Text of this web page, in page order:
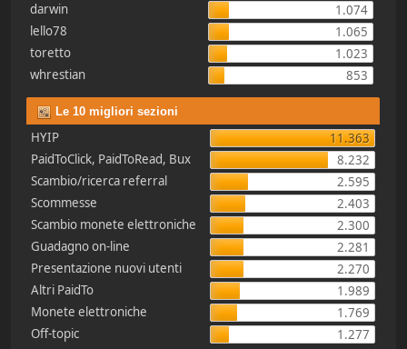
darwin
1.074
lello78
1.065
toretto
1.023
whrestian
853
Le 10 migliori sezioni
HYIP
11.363
PaidToClick, PaidToRead, Bux
8.232
Scambio/ricerca referral
2.595
Scommesse
2.403
Scambio monete elettroniche
2.300
Guadagno on-line
2.281
Presentazione nuovi utenti
2.270
Altri PaidTo
1.989
Monete elettroniche
1.769
Off-topic
1.277